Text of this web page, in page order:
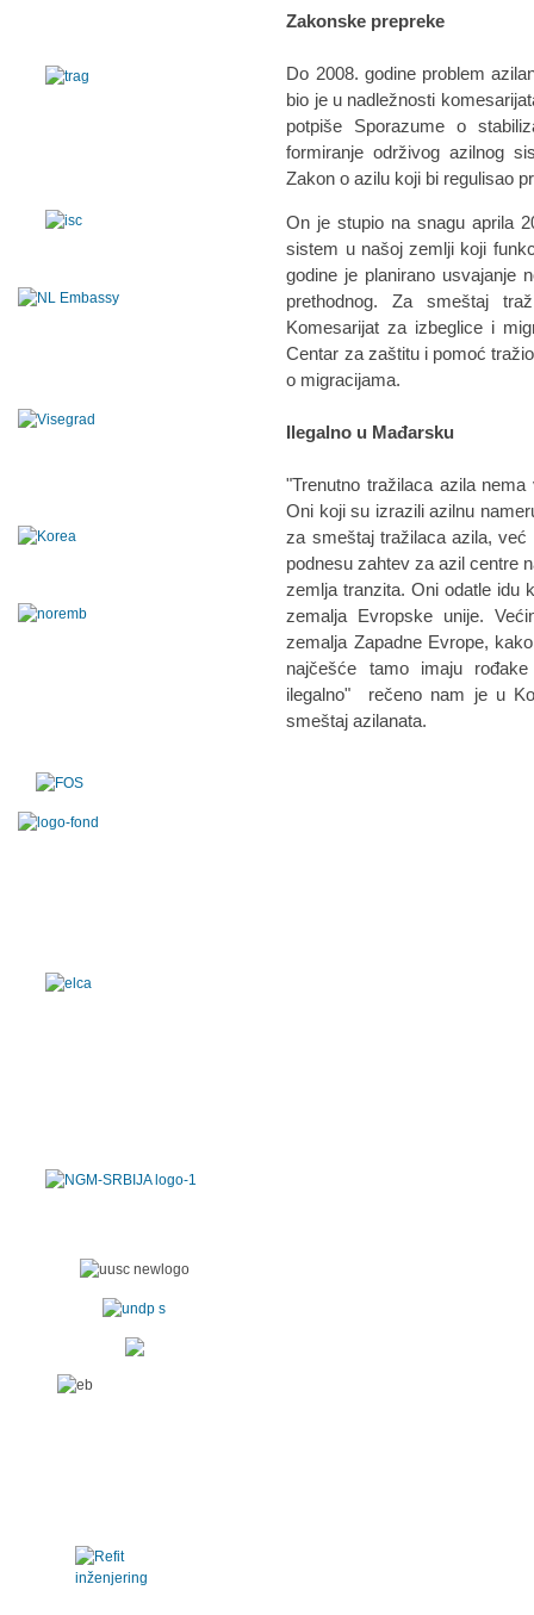
Zakonske prepreke
Do 2008. godine problem
bio je u nadležnosti
potpiše Sporazume o
formiranje održivog azilnog
Zakon o azilu koji bi regulisao
On je stupio na snagu aprila
sistem u našoj zemlji koji
godine je planirano usvajanje
prethodnog. Za smeštaj
Komesarijat za izbeglice i
Centar za zaštitu i pomoć
o migracijama.
Ilegalno u Mađarsku
"Trenutno tražilaca azila
Oni koji su izrazili azilnu
za smeštaj tražilaca azila,
podnesu zahtev za azil centre
zemlja tranzita. Oni odatle idu
zemalja Evropske unije.
zemalja Zapadne Evrope,
najčešće tamo imaju
ilegalno" rečeno nam je u
smeštaj azilanata.